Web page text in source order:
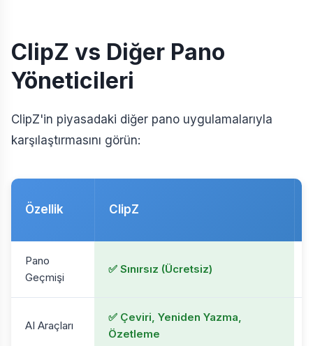
ClipZ vs Diğer Pano
Yöneticileri
ClipZ'in piyasadaki diğer pano uygulamalarıyla
karşılaştırmasını görün:
Özellik ClipZ
Pano
Geçmişi
✅ Sınırsız (Ücretsiz)
AI Araçları
✅ Çeviri, Yeniden Yazma,
Özetleme